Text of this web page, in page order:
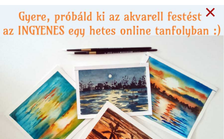
Lucinda Riley: A ​
meredély szélén -
könyvajánló
×